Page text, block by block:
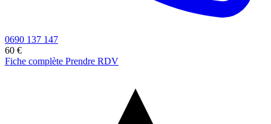
0690 137 147
60 €
Fiche complète Prendre RDV